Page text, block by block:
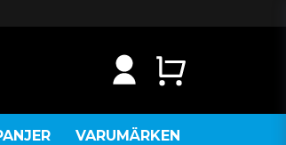
VARUMÄRKEN